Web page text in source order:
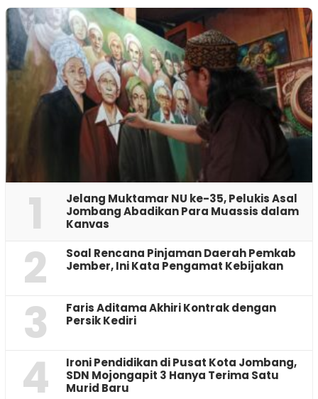
1
Jelang Muktamar NU ke-35, Pelukis Asal
Jombang Abadikan Para Muassis dalam
Kanvas
2
‎Soal Rencana Pinjaman Daerah Pemkab
Jember, Ini Kata Pengamat Kebijakan ‎
3
Faris Aditama Akhiri Kontrak dengan
Persik Kediri
4
Ironi Pendidikan di Pusat Kota Jombang,
SDN Mojongapit 3 Hanya Terima Satu
Murid Baru